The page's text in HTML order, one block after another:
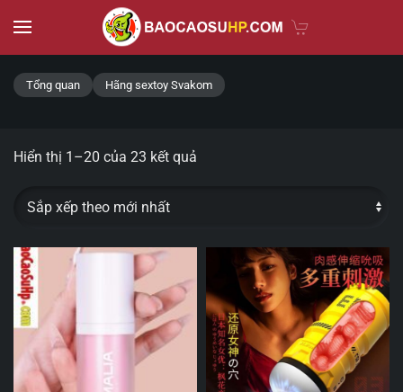
Skip to main content
Tổng quan Hãng sextoy Svakom
Hiển thị 1–20 của 23 kết quả